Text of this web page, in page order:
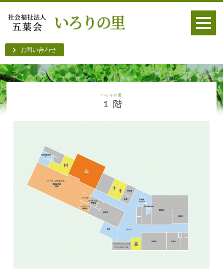
お問い合わせ
いろりの里
１ 階